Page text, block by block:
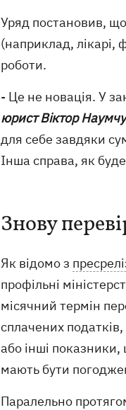
Уряд постановив, що
(наприклад, лікарі,
роботи.
- Це не новація. У
юрист Віктор
для себе завдяки
Інша справа, як
Знову
Як відомо з
профільні
місячний термін
сплачених податків,
або інші показники,
мають бути
Паралельно